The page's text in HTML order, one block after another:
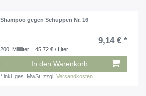
Shampoo gegen Schuppen Nr. 16
9,14 € *
200 Milliliter | 45,72 € / Liter
In den Warenkorb
*inkl. ges. MwSt. zzgl.Versandkosten